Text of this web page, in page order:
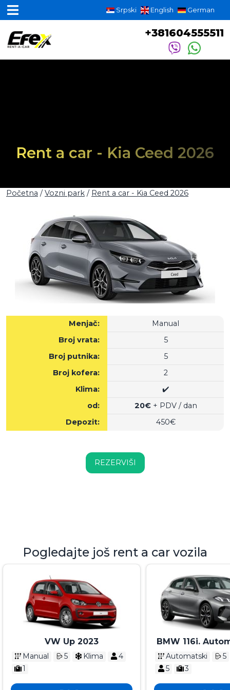
Srpski English German
+381604555511
Rent a car - Kia Ceed 2026
Početna / Vozni park / Rent a car - Kia Ceed 2026
Menjač:
Manual
Broj vrata:
5
Broj putnika:
5
Broj kofera:
2
Klima:
✔️
od:
20€+ PDV / dan
Depozit:
450€
REZERVIŠI
Pogledajte još rent a car vozila
VW Up 2023
Manual 5 Klima
4
1
BMW 116i.
Automatski
5
5
3